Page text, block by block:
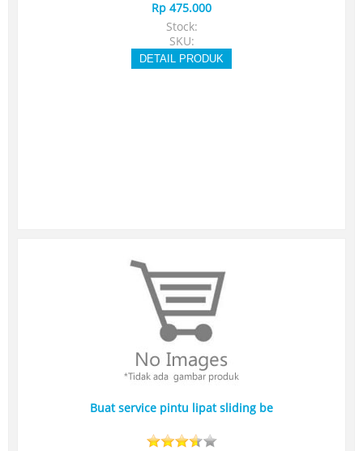
Rp 475.000
Stock:
SKU:
DETAIL PRODUK
Buat service pintu lipat sliding be